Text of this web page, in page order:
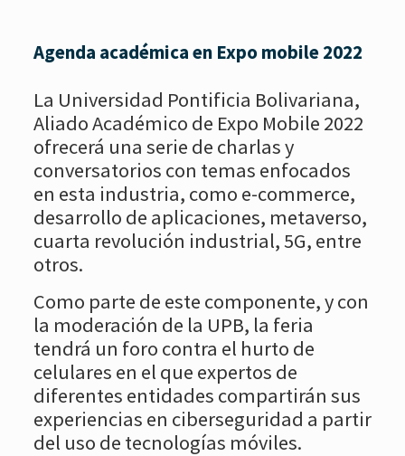
Agenda académica en Expo mobile 2022
La Universidad Pontificia Bolivariana,
Aliado Académico de Expo Mobile 2022
ofrecerá una serie de charlas y
conversatorios con temas enfocados
en esta industria, como e-commerce,
desarrollo de aplicaciones, metaverso,
cuarta revolución industrial, 5G, entre
otros.
Como parte de este componente, y con
la moderación de la UPB, la feria
tendrá un foro contra el hurto de
celulares en el que expertos de
diferentes entidades compartirán sus
experiencias en ciberseguridad a partir
del uso de tecnologías móviles.